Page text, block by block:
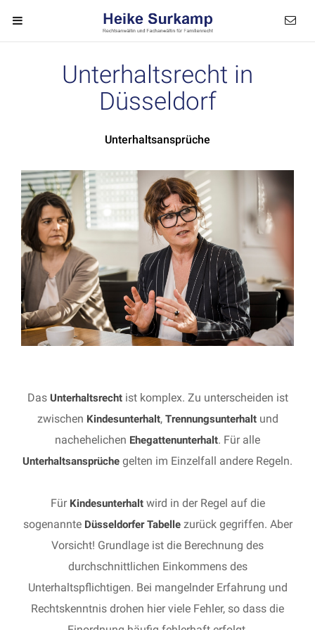
Unterhaltsrecht in
Düsseldorf
Unterhaltsansprüche
Das Unterhaltsrechtist komplex. Zu unterscheiden ist
zwischen Kindesunterhalt, Trennungsunterhaltund
nachehelichen Ehegattenunterhalt. Für alle
Unterhaltsansprüche gelten im Einzelfall andere Regeln.
Für Kindesunterhaltwird in der Regel auf die
sogenannte Düsseldorfer Tabellezurück gegriffen. Aber
Vorsicht! Grundlage ist die Berechnung des
durchschnittlichen Einkommens des
Unterhaltspflichtigen. Bei mangelnder Erfahrung und
Rechtskenntnis drohen hier viele Fehler, so dass die